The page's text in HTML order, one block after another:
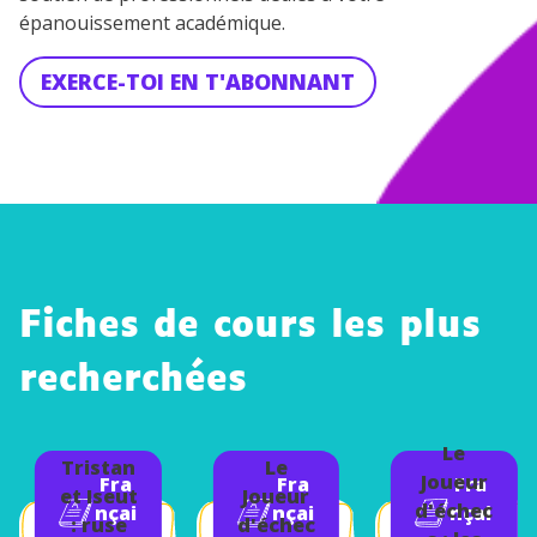
épanouissement académique.
EXERCE-TOI EN T'ABONNANT
Fiches de cours les plus
recherchées
Fra
nçai
Tristan
et Iseut
: ruse
Fra
nçai
Le
Joueur
d'échec
Fra
nçai
Le
Joueur
d'échec